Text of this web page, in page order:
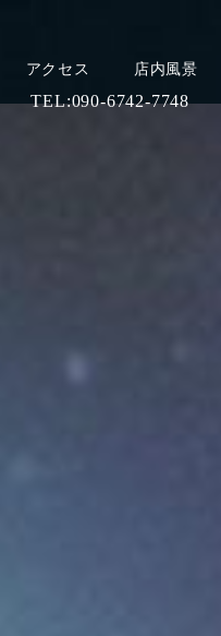
アクセス 店内風景
TEL:090-6742-7748